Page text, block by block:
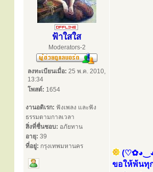
ฟ้าใสใส
Moderators-2
ลงทะเบียนเมื่อ: 25 พ.ค. 2010,
13:34
โพสต์: 1654
งานอดิเรก: ฟังเพลง และฟัง
ธรรมตามกาลเวลา
สิ่งที่ชื่นชอบ: อภัยทาน
อายุ: 39
ที่อยู่: กรุงเทพมหานคร
ขอให้พ้นทุ